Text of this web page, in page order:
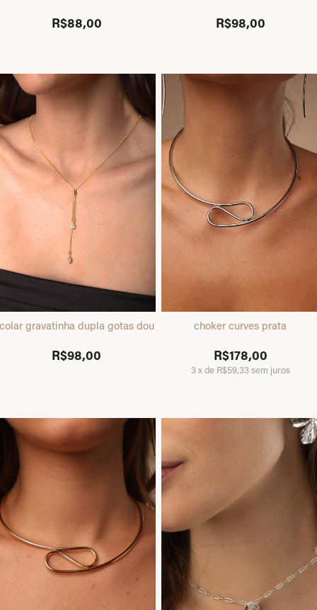
R$88,00 R$98,00
gravatinha dupla gotas dourado
R$98,00
choker curves prata
R$178,00
3xde R$59,33sem juros